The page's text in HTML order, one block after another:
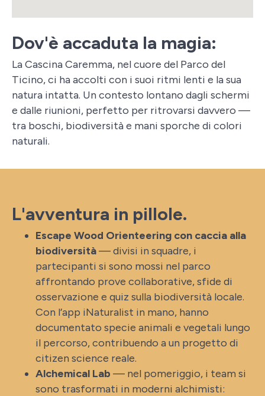
Dov'è accaduta la magia:
La Cascina Caremma, nel cuore del Parco del
Ticino, ci ha accolti con i suoi ritmi lenti e la sua
natura intatta. Un contesto lontano dagli schermi
e dalle riunioni, perfetto per ritrovarsi davvero —
tra boschi, biodiversità e mani sporche di colori
naturali.
L'avventura in pillole.
Escape Wood Orienteering con caccia alla
biodiversità— divisi in squadre, i
partecipanti si sono mossi nel parco
affrontando prove collaborative, sfide di
osservazione e quiz sulla biodiversità locale.
Con l’app iNaturalist in mano, hanno
documentato specie animali e vegetali lungo
il percorso, contribuendo a un progetto di
citizen science reale.
Alchemical Lab — nel pomeriggio, i team si
sono trasformati in moderni alchimisti: